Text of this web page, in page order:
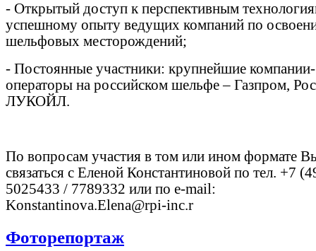
- Открытый доступ к перспективным
успешному опыту ведущих компаний по
шельфовых месторождений;
- Постоянные участники: крупнейшие компании-
операторы на российском шельфе – Газпром,
ЛУКОЙЛ.
По вопросам участия в том или ином формате
связаться с Еленой Константиновой по тел. +7
5025433 / 7789332 или по e-mail:
Konstantinova.Elena@rpi-inc.r
Фоторепортаж